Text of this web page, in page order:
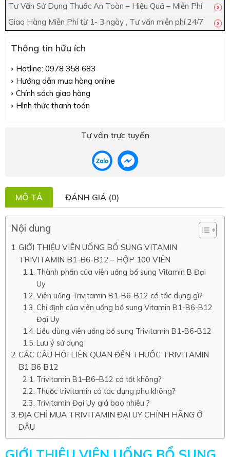
Tư Vấn Sử Dụng Thuốc An Toàn – Hiệu Quả – Miễn Phí
Giao Hàng Miễn Phí từ 1- 3 ngày , Tư vấn miễn phí 24/7
Thông tin hữu ích
Hotline: 0978 358 683
Hướng dẫn mua hàng online
Chính sách giao hàng
Hình thức thanh toán
Tư vấn trực tuyến
MÔ TẢ ĐÁNH GIÁ (0)
Nội dung
GIỚI THIỆU VIÊN UỐNG BỔ SUNG VITAMIN
TRIVITAMIN B1-B6-B12 – HỘP 100 VIÊN
Thành phần của viên uống bổ sung Vitamin B Đại
Uy
Viên uống Trivitamin B1-B6-B12 có tác dụng gì?
Chỉ định của viên uống bổ sung Vitamin B1-B6-B12
Đại Uy
Liều dùng viên uống bổ sung Trivitamin B1-B6-B12
Lưu ý sử dụng
CÁC CÂU HỎI LIÊN QUAN ĐẾN THUỐC TRIVITAMIN
B1 B6 B12
Trivitamin B1–B6–B12 có tốt không?
Thuốc trivitamin có tác dụng phụ không?
Trivitamin Đại Uy giá bao nhiêu ?
ĐỊA CHỈ MUA TRIVITAMIN ĐẠI UY CHÍNH HÃNG Ở
ĐÂU